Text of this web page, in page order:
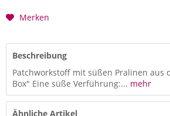
Merken
Beschreibung
Patchworkstoff mit süßen Pralinen aus
Box" Eine süße Verführung:... mehr
Ähnliche Artikel